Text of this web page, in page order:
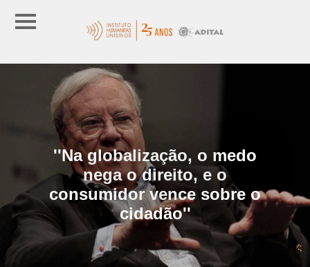
''Na globalização, o medo
nega o direito, e o
consumidor vence sobre o
cidadão''